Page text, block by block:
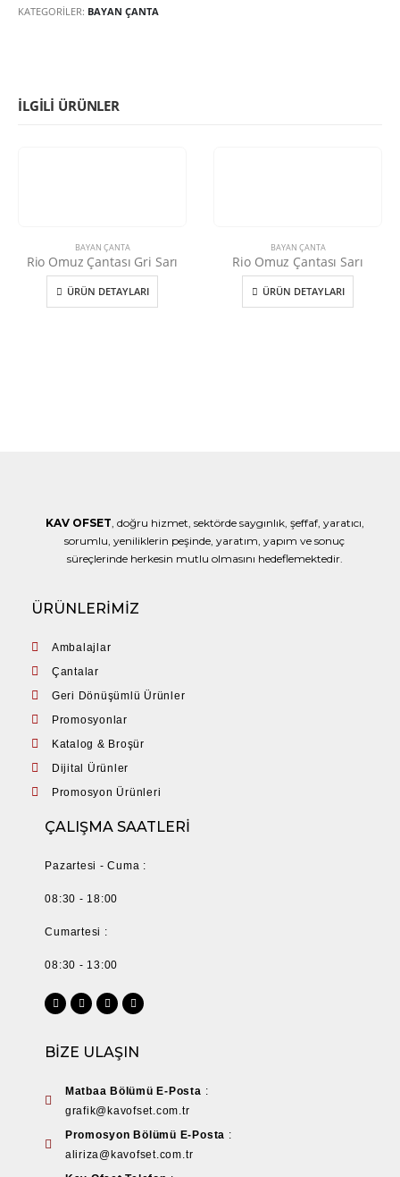
KATEGORILER: BAYAN ÇANTA
İLGILI ÜRÜNLER
BAYAN ÇANTA
Rio Omuz Çantası Gri Sarı
ÜRÜN DETAYLARI
BAYAN ÇANTA
Rio Omuz Çantası Sarı
ÜRÜN DETAYLARI
KAV OFSET , doğru hizmet, sektörde saygınlık, şeffaf, yaratıcı,
sorumlu, yeniliklerin peşinde, yaratım, yapım ve sonuç
süreçlerinde herkesin mutlu olmasını hedeflemektedir.
ÜRÜNLERİMİZ
Ambalajlar
Çantalar
Geri Dönüşümlü Ürünler
Promosyonlar
Katalog & Broşür
Dijital Ürünler
Promosyon Ürünleri
ÇALIŞMA SAATLERİ
Pazartesi - Cuma :
08:30 - 18:00
Cumartesi :
08:30 - 13:00
BİZE ULAŞIN
Matbaa Bölümü E-Posta :
grafik@kavofset.com.tr
Promosyon Bölümü E-Posta :
aliriza@kavofset.com.tr